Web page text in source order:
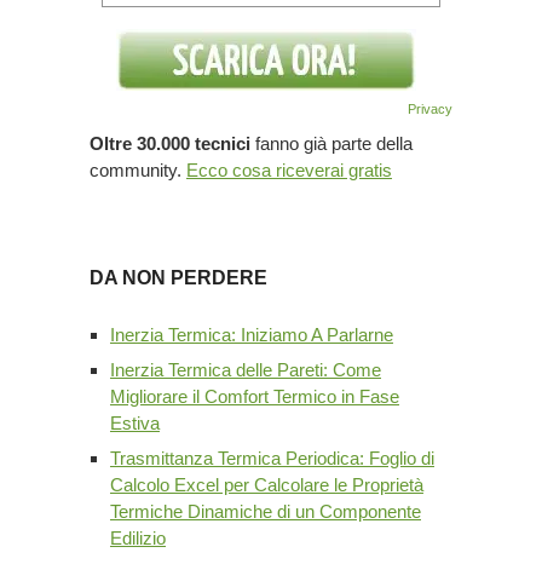
Privacy
Oltre 30.000 tecnici fanno già parte della
community. Ecco cosa riceverai gratis
DA NON PERDERE
Inerzia Termica: Iniziamo A Parlarne
Inerzia Termica delle Pareti: Come
Migliorare il Comfort Termico in Fase
Estiva
Trasmittanza Termica Periodica: Foglio di
Calcolo Excel per Calcolare le Proprietà
Termiche Dinamiche di un Componente
Edilizio